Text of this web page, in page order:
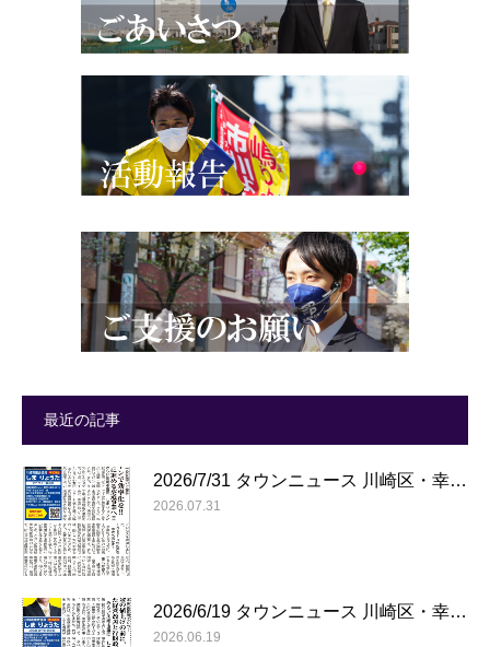
最近の記事
2026/7/31 タウンニュース 川崎区・幸…
2026.07.31
2026/6/19 タウンニュース 川崎区・幸…
2026.06.19